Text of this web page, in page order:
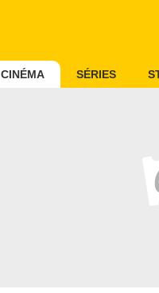
CINÉMA SÉRIES